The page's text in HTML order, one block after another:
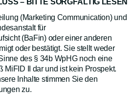
(Marketing Communication) und
für
(BaFin) oder einer anderen
oder bestätigt. Sie stellt weder
des § 34b WpHG noch eine
MiFID II dar und ist kein Prospekt.
Inhalte stimmen Sie den
zu.